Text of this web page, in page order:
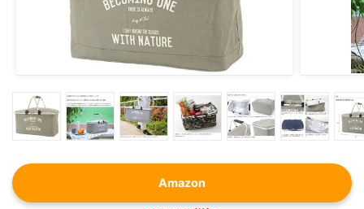
Amazon